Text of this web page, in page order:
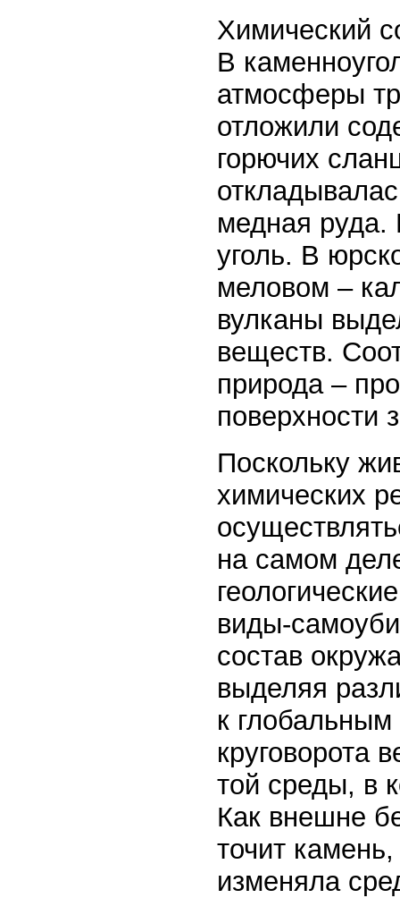
Химический
В
атмосферы
отложили
горючих
медная
уголь. В
меловом –
вулканы
веществ.
природа –
поверхности
Поскольку
химических
на самом
виды-
состав
выделяя
к
круговорота
той среды, в
Как внешне
точит
изменяла